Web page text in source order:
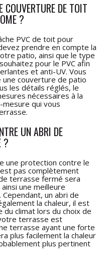
DE TOIT
?
PVC de toit pour
prendre en compte la
patio, ainsi que le type
pour le PVC afin
et anti-UV. Vous
couverture de patio
les détails réglés, le
nécessaires à la
mesure qui vous
UN ABRI DE
?
une protection contre le
pas complètement
terrasse fermé sera
une meilleure
un abri de
la chaleur, il est
climat lors du choix de
terrasse est
terrasse ayant une forte
plus facilement la chaleur
plus pertinent